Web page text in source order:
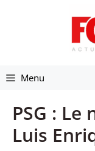
Menu
PSG :
Luis